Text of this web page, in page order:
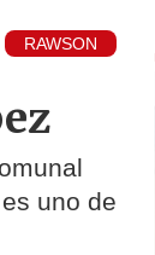
RAWSON
uno de